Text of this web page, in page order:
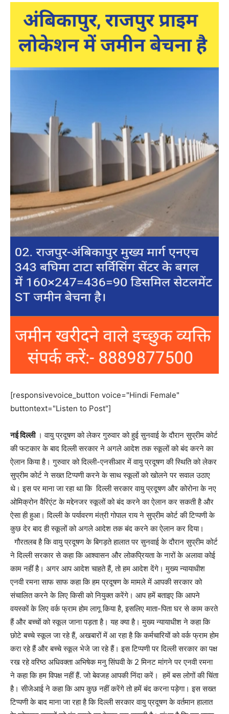
[responsivevoice_button voice="Hindi Female"
buttontext="Listen to Post"]
नई दिल्ली। वायु प्रदूषण को लेकर गुरुवार को हुई सुनवाई के दौरान सुप्रीम कोर्ट
की फटकार के बाद दिल्ली सरकार ने अगले आदेश तक स्कूलों को बंद करने का
ऐलान किया है। गुरुवार को दिल्ली-एनसीआर में वायु प्रदूषण की स्थिति को लेकर
सुप्रीम कोर्ट ने सख्त टिप्पणी करने के साथ स्कूलों को खोलने पर सवाल उठाए
थे। इस पर माना जा रहा था कि दिल्‍ली सरकार वायु प्रदूषण और कोरोना के नए
ओमिक्रोन वैरिएंट के मद्देनजर स्कूलों को बंद करने का ऐलान कर सकती है और
ऐसा ही हुआ। दिल्ली के पर्यावरण मंत्री गोपाल राय ने सुप्रीम कोर्ट की टिप्पणी के
कुछ देर बाद ही स्कूलों को अगले आदेश तक बंद करने का ऐलान कर दिया।
गौरतलब है कि वायु प्रदूषण के बिगड़ते हालात पर सुनवाई के दौरान सुप्रीम कोर्ट
ने दिल्ली सरकार से कहा कि आश्वासन और लोकप्रियता के नारों के अलावा कोई
काम नहीं है। अगर आप आदेश चाहते हैं, तो हम आदेश देंगे। मुख्य न्यायाधीश
एनवी रमना साफ साफ कहा कि हम प्रदूषण के मामले में आपकी सरकार को
संचालित करने के लिए किसी को नियुक्त करेंगे। आप हमें बताइए कि आपने
वयस्कों के लिए वर्क फ्राम होम लागू किया है, इसलिए माता-पिता घर से काम करते
हैं और बच्चों को स्कूल जाना पड़ता है। यह क्या है। मुख्य न्यायाधीश ने कहा कि
छोटे बच्चे स्कूल जा रहे हैं, अखबारों में आ रहा है कि कर्मचारियों को वर्क फ्राम होम
करा रहे हैं और बच्चे स्कूल भेजे जा रहे हैं। इस टिप्पणी पर दिल्ली सरकार का पक्ष
रख रहे वरिष्ठ अधिवक्ता अभिषेक मनु सिंघवी के 2 मिनट मांगने पर एनवी रमना
ने कहा कि हम विपक्ष नहीं हैं. जो बेवजह आपकी निंदा करें। हमें बस लोगों की चिंता
है। सीजेआई ने कहा कि आप कुछ नहीं करेंगे तो हमें बंद करना पड़ेगा। इस सख्त
टिप्पणी के बाद माना जा रहा है कि दिल्ली सरकार वायु प्रदूषण के वर्तमान हालात